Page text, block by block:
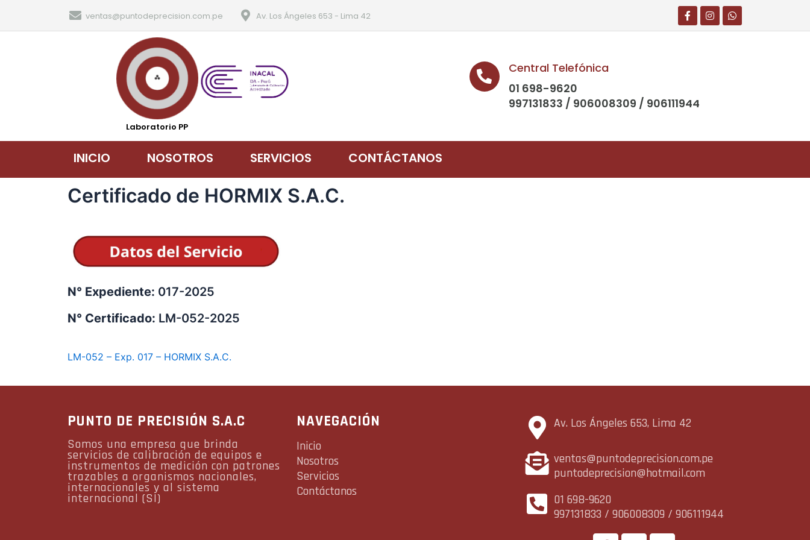
ventas@puntodeprecision.com.pe Av. Los Ángeles 653 - Lima 42
Laboratorio PP
Central Telefónica
01 698-9620
997131833 / 906008309 / 906111944
INICIO NOSOTROS SERVICIOS CONTÁCTANOS
Certificado de HORMIX S.A.C.
N° Expediente: 017-2025
N° Certificado: LM-052-2025
LM-052 – Exp. 017 – HORMIX S.A.C.
PUNTO DE PRECISIÓN S.A.C
Somos una empresa que brinda
servicios de calibración de equipos e
instrumentos de medición con patrones
trazables a organismos nacionales,
internacionales y al sistema
internacional (SI)
NAVEGACIÓN
Inicio
Nosotros
Servicios
Contáctanos
Av. Los Ángeles 653, Lima 42
ventas@puntodeprecision.com.pe
puntodeprecision@hotmail.com
01 698-9620
997131833 / 906008309 / 906111944